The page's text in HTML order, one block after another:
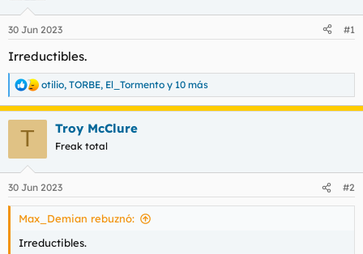
o
d
t
e
m
a
i
o
30 Jun 2023 #1
Irreductibles.
R
e
a
e
s
otilio, TORBE, El_Tormento y 10 más
T Troy McClure
Freak total
30 Jun 2023 #2
Max_Demian rebuznó:
Irreductibles.